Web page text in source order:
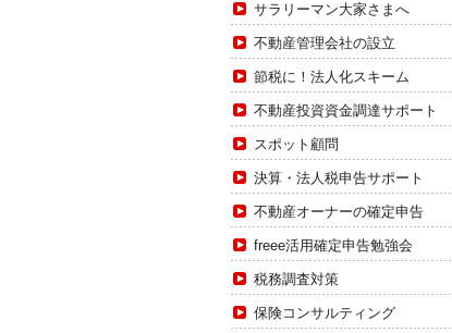
サラリーマン大家さまへ
不動産管理会社の設立
節税に！法人化スキーム
不動産投資資金調達サポート
スポット顧問
決算・法人税申告サポート
不動産オーナーの確定申告
freee活用確定申告勉強会
税務調査対策
保険コンサルティング